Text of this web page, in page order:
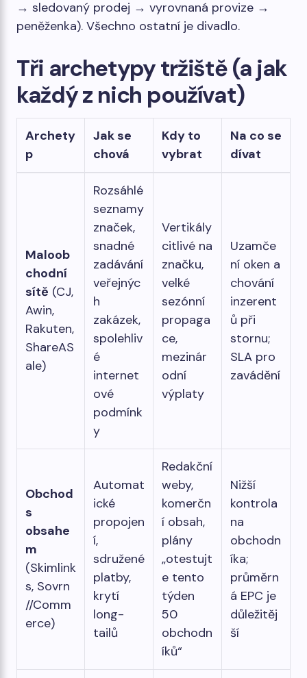
→ sledovaný prodej → vyrovnaná provize →
peněženka). Všechno ostatní je divadlo.
Tři archetypy tržiště (a jak
každý z nich používat)
Archety
p
Jak se
chová
Kdy to
vybrat
Na co se
dívat
Maloob
chodní
sítě (CJ,
Awin,
Rakuten,
ShareAS
ale)
Rozsáhlé
seznamy
značek,
snadné
zadávání
veřejnýc
h
zakázek,
spolehliv
é
internet
ové
podmínk
y
Vertikály
citlivé na
značku,
velké
sezónní
propaga
ce,
mezinár
odní
výplaty
Uzamče
ní oken a
chování
inzerent
ů při
stornu;
SLA pro
zavádění
Obchod
s
obsahe
m
(Skimlink
s, Sovrn
//Comm
erce)
Automat
ické
propojen
í,
sdružené
platby,
krytí
long-
tailů
Redakční
weby,
komerčn
í obsah,
plány
„otestujt
e tento
týden
50
obchodn
íků“
Nižší
kontrola
na
obchodn
íka;
průměrn
á EPC je
důležitěj
ší